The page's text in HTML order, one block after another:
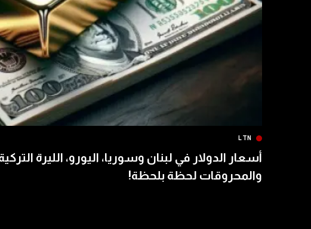
LTN
أسعار الدولار في لبنان وسوريا، اليورو، الليرة
والمحروقات لحظة بلحظة!